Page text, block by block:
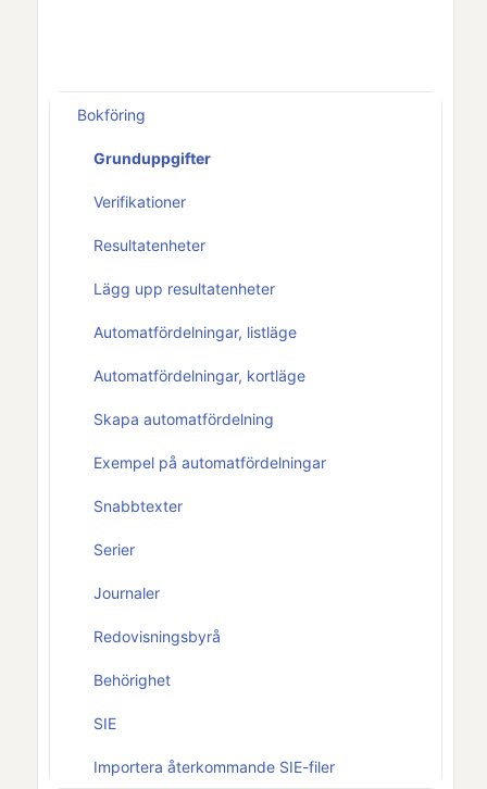
Bokföring
Grunduppgifter
Verifikationer
Resultatenheter
Lägg upp resultatenheter
Automatfördelningar, listläge
Automatfördelningar, kortläge
Skapa automatfördelning
Exempel på automatfördelningar
Snabbtexter
Serier
Journaler
Redovisningsbyrå
Behörighet
SIE
Importera återkommande SIE-filer